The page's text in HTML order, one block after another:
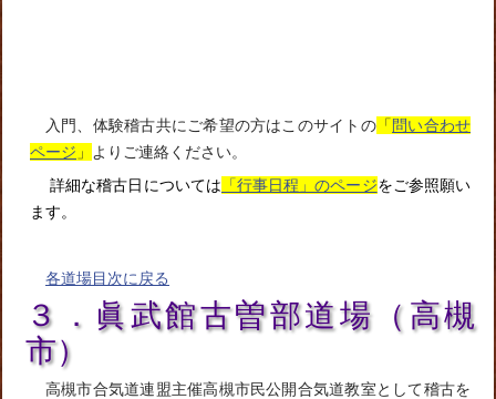
入門、体験稽古共にご希望の方はこのサイトの「 問い合わせ
ページ 」
よりご連絡ください。
詳細な稽古日については 「行事日程」のページをご参照願い
ます。
各道場目次に戻る
３．眞武館古曽部道場（高槻
市）
高槻市合気道連盟主催高槻市民公開合気道教室として稽古を